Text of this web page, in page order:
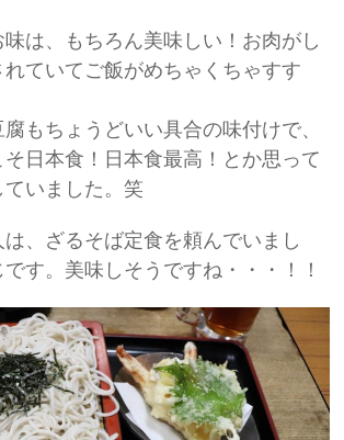
は、もちろん美味しい！お肉がし
ていてご飯がめちゃくちゃすす
もちょうどいい具合の味付けで、
日本食！日本食最高！とか思って
いました。笑
、ざるそば定食を頼んでいまし
す。美味しそうですね・・・！！